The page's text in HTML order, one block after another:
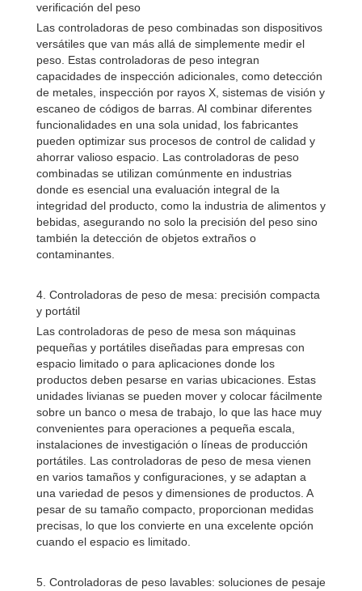
verificación del peso
Las controladoras de peso combinadas son dispositivos
versátiles que van más allá de simplemente medir el
peso. Estas controladoras de peso integran
capacidades de inspección adicionales, como detección
de metales, inspección por rayos X, sistemas de visión y
escaneo de códigos de barras. Al combinar diferentes
funcionalidades en una sola unidad, los fabricantes
pueden optimizar sus procesos de control de calidad y
ahorrar valioso espacio. Las controladoras de peso
combinadas se utilizan comúnmente en industrias
donde es esencial una evaluación integral de la
integridad del producto, como la industria de alimentos y
bebidas, asegurando no solo la precisión del peso sino
también la detección de objetos extraños o
contaminantes.
4. Controladoras de peso de mesa: precisión compacta
y portátil
Las controladoras de peso de mesa son máquinas
pequeñas y portátiles diseñadas para empresas con
espacio limitado o para aplicaciones donde los
productos deben pesarse en varias ubicaciones. Estas
unidades livianas se pueden mover y colocar fácilmente
sobre un banco o mesa de trabajo, lo que las hace muy
convenientes para operaciones a pequeña escala,
instalaciones de investigación o líneas de producción
portátiles. Las controladoras de peso de mesa vienen
en varios tamaños y configuraciones, y se adaptan a
una variedad de pesos y dimensiones de productos. A
pesar de su tamaño compacto, proporcionan medidas
precisas, lo que los convierte en una excelente opción
cuando el espacio es limitado.
5. Controladoras de peso lavables: soluciones de pesaje